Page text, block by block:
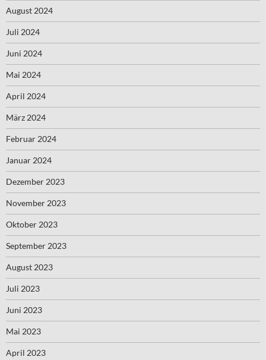
August 2024
Juli 2024
Juni 2024
Mai 2024
April 2024
März 2024
Februar 2024
Januar 2024
Dezember 2023
November 2023
Oktober 2023
September 2023
August 2023
Juli 2023
Juni 2023
Mai 2023
April 2023